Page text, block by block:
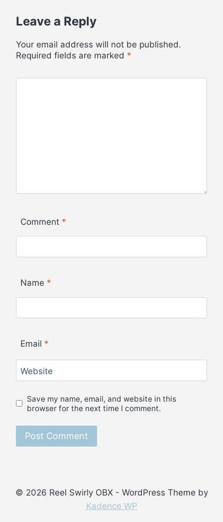
Leave a Reply
Your email address will not be published.
Required fields are marked *
Comment *
Name *
Email *
Website
Save my name, email, and website in this
browser for the next time I comment.
© 2026 Reel Swirly OBX - WordPress Theme by
Kadence WP